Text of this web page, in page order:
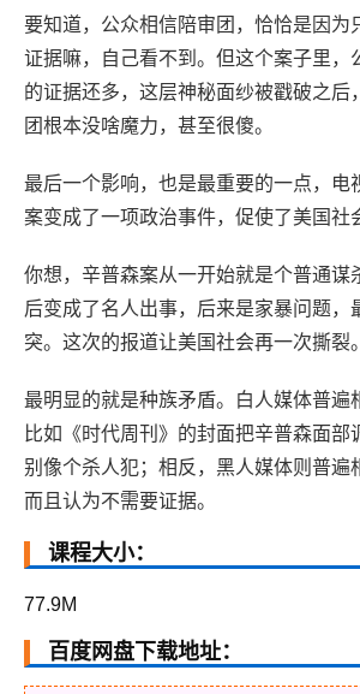
要知道，公众相信陪审团，恰恰是因为
证据嘛，自己看不到。但这个案子里，
的证据还多，这层神秘面纱被戳破之后
团根本没啥魔力，甚至很傻。
最后一个影响，也是最重要的一点，电
案变成了一项政治事件，促使了美国社
你想，辛普森案从一开始就是个普通谋
后变成了名人出事，后来是家暴问题，
突。这次的报道让美国社会再一次撕裂。
最明显的就是种族矛盾。白人媒体普遍
比如《时代周刊》的封面把辛普森面部
别像个杀人犯；相反，黑人媒体则普遍
而且认为不需要证据。
课程大小：
77.9M
百度网盘下载地址：